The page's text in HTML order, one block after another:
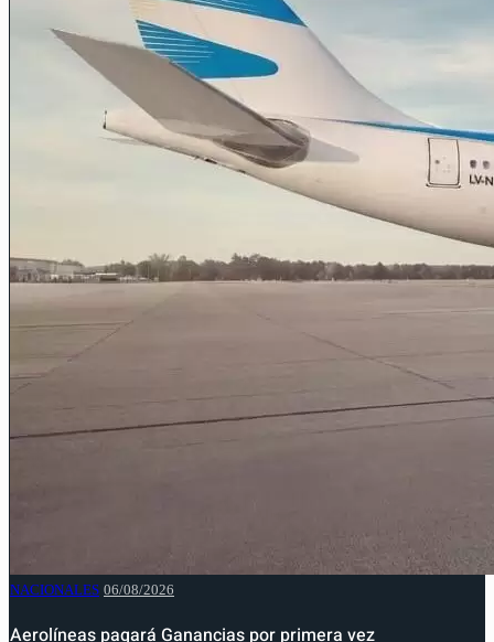
NACIONALES 06/08/2026
Aerolíneas pagará Ganancias por primera vez